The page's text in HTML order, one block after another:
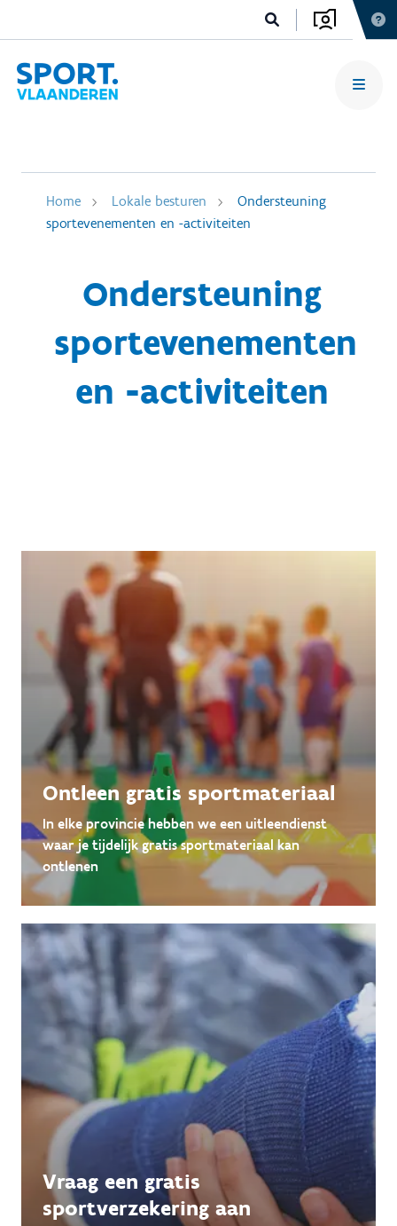
Home Lokale besturen
Ondersteuning
sportevenementen en -activiteiten
Ondersteuning
sportevenementen
en -activiteiten
Ontleen gratis sportmateriaal
In elke provincie hebben we een uitleendienst
waar je tijdelijk gratis sportmateriaal kan
ontlenen
Vraag een gratis
sportverzekering aan